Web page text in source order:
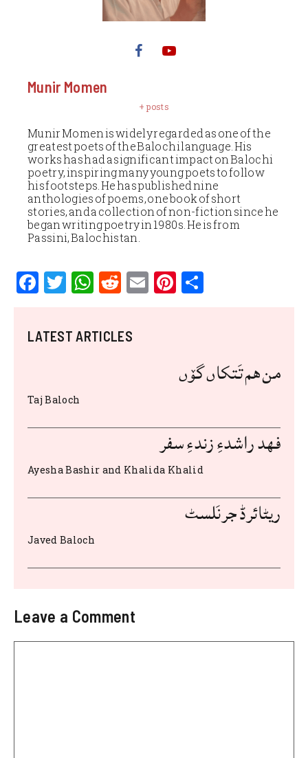
Munir Momen
+ posts
Munir Momen is widely regarded as one of the
greatest poets of the Balochi language. His
works has had a significant impact on Balochi
poetry, inspiring many young poets to follow
his footsteps. He has published nine
anthologies of poems, one book of short
stories, and a collection of non-fiction since he
began writing poetry in 1980s. He is from
Passini, Balochistan.
F
c
e
o
o
k
T
it
te
W
at
s
R
d
di
E Pi
st
LATEST ARTICLES
من هم تَتکاں گۆں
Taj Baloch
فهد راشدءِ زندءِ سفر
Ayesha Bashir and Khalida Khalid
ریٹائرڈ جرنَلسٹ
Javed Baloch
Leave a Comment